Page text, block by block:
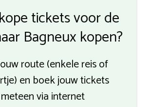
tickets voor de
Bagneux kopen?
route (enkele reis of
en boek jouw tickets
meteen via internet